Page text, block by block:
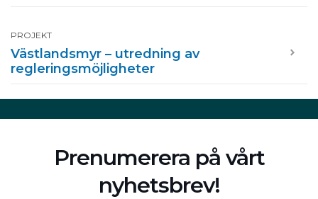
PROJEKT
Västlandsmyr – utredning av
regleringsmöjligheter
Prenumerera på vårt
nyhetsbrev!